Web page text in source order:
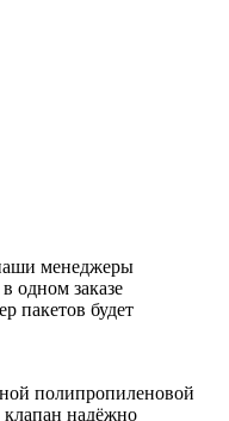
менеджеры
одном заказе
пакетов будет
полипропиленовой
надёжно